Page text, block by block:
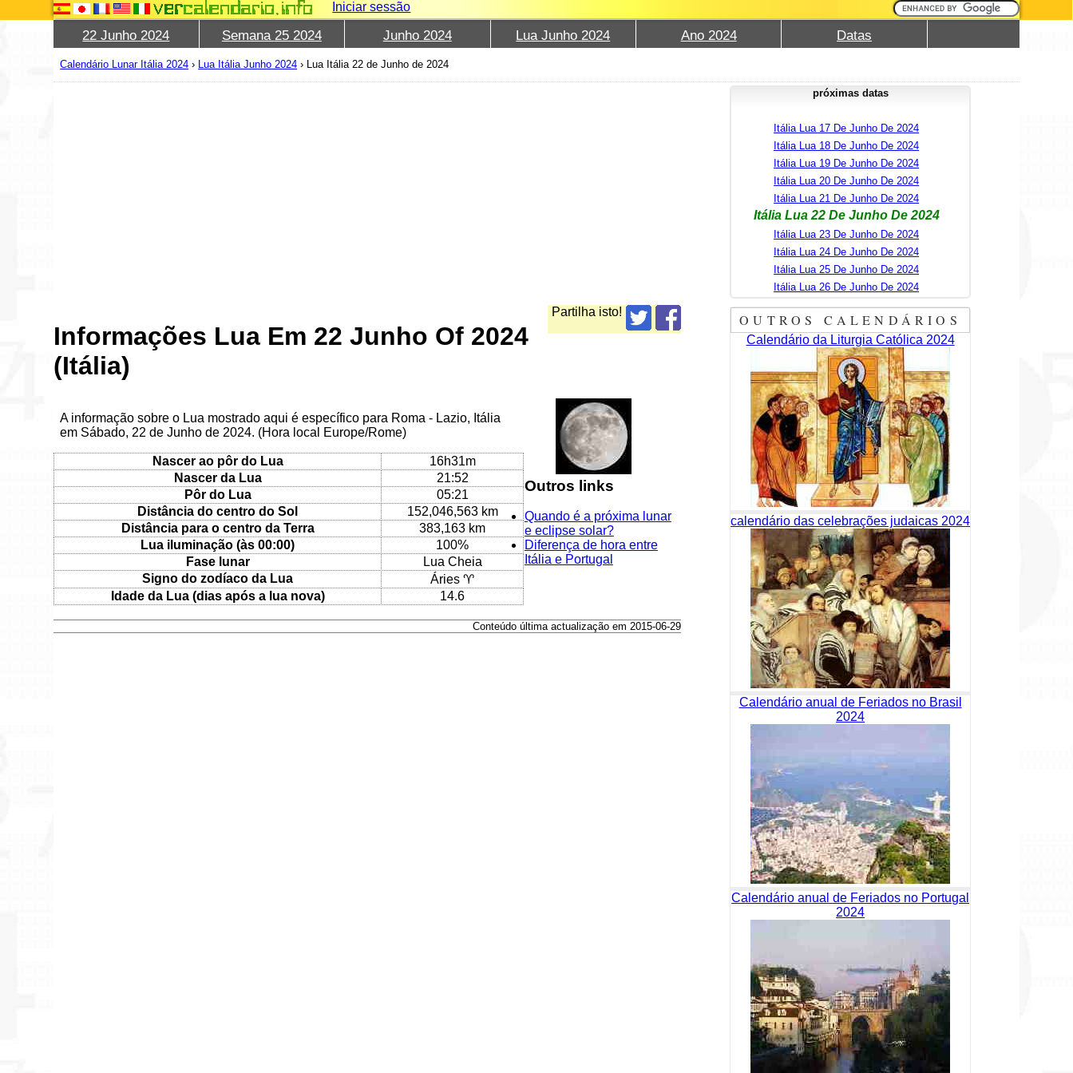
Iniciar sessão
22 Junho 2024 Semana 25 2024 Junho 2024 Lua Junho 2024 Ano 2024 Datas
Calendário Lunar Itália 2024 › Lua Itália Junho 2024 › Lua Itália 22 de Junho de 2024
Partilha isto!
Informações Lua Em 22 Junho Of 2024
(Itália)
A informação sobre o Lua mostrado aqui é específico para Roma - Lazio, Itália
em Sábado, 22 de Junho de 2024. (Hora local Europe/Rome)
Nascer ao pôr do Lua
16h31m
Nascer da Lua
21:52
Pôr do Lua
05:21
Distância do centro do Sol
152,046,563 km
Distância para o centro da Terra
383,163 km
Lua iluminação (às 00:00)
100%
Fase lunar
Lua Cheia
Signo do zodíaco da Lua
Áries ♈
Idade da Lua (dias após a lua nova)
14.6
Outros links
Quando é a próxima lunar
e eclipse solar?
Diferença de hora entre
Itália e Portugal
Conteúdo última actualização em 2015-06-29
próximas datas
Itália Lua 17 De Junho De 2024
Itália Lua 18 De Junho De 2024
Itália Lua 19 De Junho De 2024
Itália Lua 20 De Junho De 2024
Itália Lua 21 De Junho De 2024
Itália Lua 22 De Junho De 2024
Itália Lua 23 De Junho De 2024
Itália Lua 24 De Junho De 2024
Itália Lua 25 De Junho De 2024
Itália Lua 26 De Junho De 2024
OUTROS CALENDÁRIOS
Calendário da Liturgia Católica 2024
calendário das celebrações judaicas 2024
Calendário anual de Feriados no Brasil
2024
Calendário anual de Feriados no Portugal
2024